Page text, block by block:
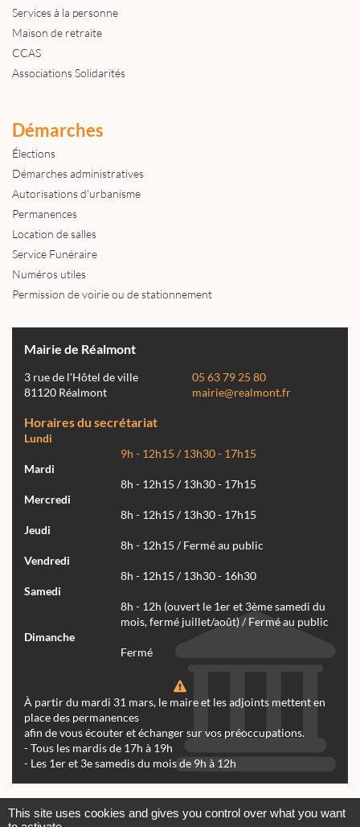
Services à la personne
Maison de retraite
CCAS
Associations Solidarités
Démarches
Élections
Démarches administratives
Autorisations d'urbanisme
Permanences
Location de salles
Service Funéraire
Numéros utiles
Permission de voirie ou de stationnement
Mairie de Réalmont
3 rue de l'Hôtel de ville
81120 Réalmont
05 63 79 25 80
mairie@realmont.fr
Horaires du secrétariat
Lundi
9h - 12h15 / 13h30 - 17h15
Mardi
8h - 12h15 / 13h30 - 17h15
Mercredi
8h - 12h15 / 13h30 - 17h15
Jeudi
8h - 12h15 / Fermé au public
Vendredi
8h - 12h15 / 13h30 - 16h30
Samedi
8h - 12h (ouvert le 1er et 3ème samedi du
mois, fermé juillet/août) / Fermé au public
Dimanche
Fermé
À partir du mardi 31 mars, le maire et les adjoints mettent en
place des permanences
afin de vous écouter et échanger sur vos préoccupations.
- Tous les mardis de 17h à 19h
- Les 1er et 3e samedis du mois de 9h à 12h
This site uses cookies and gives you control over what you want